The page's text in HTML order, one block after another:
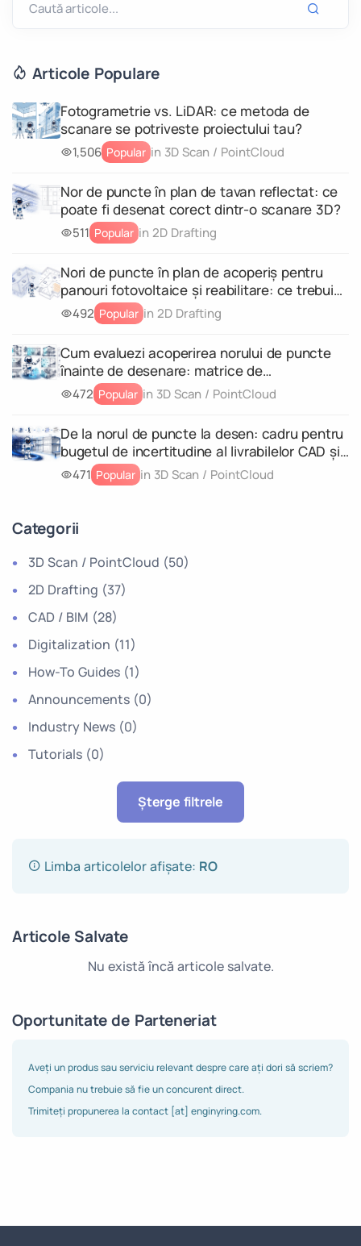
Articole Populare
Fotogrametrie vs. LiDAR: ce metoda de
scanare se potriveste proiectului tau?
1,506 Popular in 3D Scan / PointCloud
Nor de puncte în plan de tavan reflectat: ce
poate fi desenat corect dintr-o scanare 3D?
511 Popular in 2D Drafting
Nori de puncte în plan de acoperiș pentru
panouri fotovoltaice și reabilitare: ce trebuie
să conțină scanarea
492 Popular in 2D Drafting
Cum evaluezi acoperirea norului de puncte
înainte de desenare: matrice de
completitudine pentru fiecare livrabil
472 Popular in 3D Scan / PointCloud
De la norul de puncte la desen: cadru pentru
bugetul de incertitudine al livrabilelor CAD și
al modelelor geometrice 3D
471 Popular in 3D Scan / PointCloud
Categorii
3D Scan / PointCloud (50)
2D Drafting (37)
CAD / BIM (28)
Digitalization (11)
How-To Guides (1)
Announcements (0)
Industry News (0)
Tutorials (0)
Șterge filtrele
Limba articolelor afișate: RO
Articole Salvate
Nu există încă articole salvate.
Oportunitate de Parteneriat
Aveți un produs sau serviciu relevant despre care ați dori să scriem?
Compania nu trebuie să fie un concurent direct.
Trimiteți propunerea la contact [at] enginyring.com.